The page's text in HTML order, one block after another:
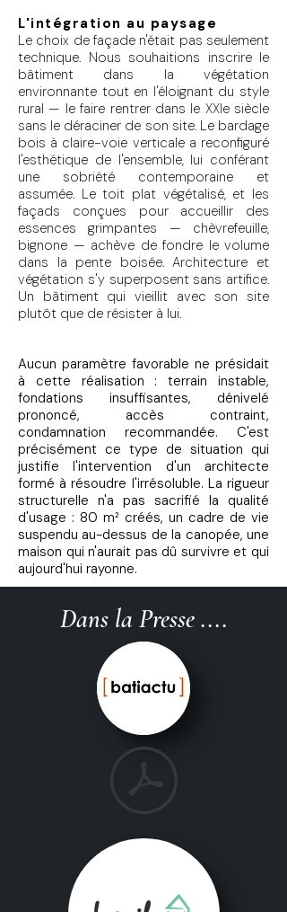
L'intégration au paysage
Le choix de façade n'était pas seulement
technique. Nous souhaitions inscrire le
bâtiment dans la végétation
environnante tout en l'éloignant du style
rural — le faire rentrer dans le XXIe siècle
sans le déraciner de son site. Le bardage
bois à claire-voie verticale a reconfiguré
l'esthétique de l'ensemble, lui conférant
une sobriété contemporaine et
assumée. Le toit plat végétalisé, et les
façads conçues pour accueillir des
essences grimpantes — chèvrefeuille,
bignone — achève de fondre le volume
dans la pente boisée. Architecture et
végétation s'y superposent sans artifice.
Un bâtiment qui vieillit avec son site
plutôt que de résister à lui.
Aucun paramètre favorable ne présidait
à cette réalisation : terrain instable,
fondations insuffisantes, dénivelé
prononcé, accès contraint,
condamnation recommandée. C'est
précisément ce type de situation qui
justifie l'intervention d'un architecte
formé à résoudre l'irrésoluble. La rigueur
structurelle n'a pas sacrifié la qualité
d'usage : 80 m² créés, un cadre de vie
suspendu au-dessus de la canopée, une
maison qui n'aurait pas dû survivre et qui
aujourd'hui rayonne.
Dans la Presse ....